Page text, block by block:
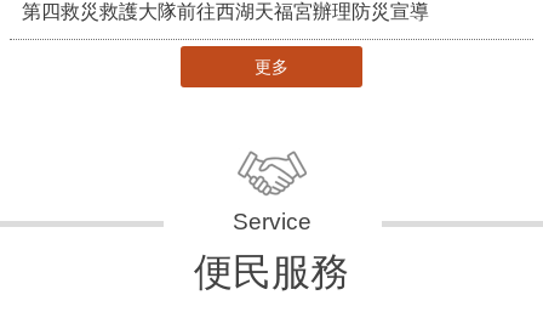
第四救災救護大隊前往西湖天福宮辦理防災宣導
更多
便民服務